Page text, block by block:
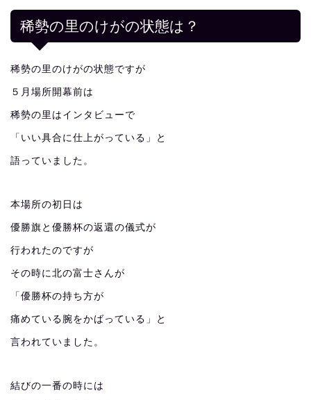
稀勢の里のけがの状態は？
稀勢の里のけがの状態ですが
５月場所開幕前は
稀勢の里はインタビューで
「いい具合に仕上がっている」と
語っていました。
本場所の初日は
優勝旗と優勝杯の返還の儀式が
行われたのですが
その時に北の富士さんが
「優勝杯の持ち方が
痛めている腕をかばっている」と
言われていました。
結びの一番の時には